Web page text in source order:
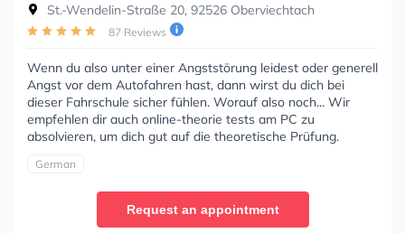
St.-Wendelin-Straße 20, 92526 Oberviechtach
87 Reviews
Wenn du also unter einer Angststörung leidest oder generell
Angst vor dem Autofahren hast, dann wirst du dich bei
dieser Fahrschule sicher fühlen. Worauf also noch... Wir
empfehlen dir auch online-theorie tests am PC zu
absolvieren, um dich gut auf die theoretische Prüfung.
German
Request an appointment